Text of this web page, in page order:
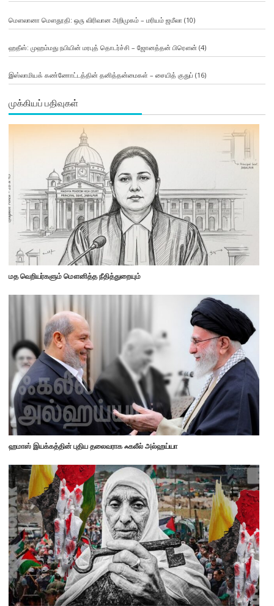
மௌலானா மௌதூதி: ஒரு விரிவான அறிமுகம் – மரியம் ஜமீலா (10)
ஹதீஸ்: முஹம்மது நபியின் மரபுத் தொடர்ச்சி – ஜோனத்தன் பிரௌன் (4)
இஸ்லாமியக் கண்ணோட்டத்தின் தனித்தன்மைகள் – சையித் குதுப் (16)
முக்கியப் பதிவுகள்
மத வெறியர்களும் மௌனித்த நீதித்துறையும்
ஹமாஸ் இயக்கத்தின் புதிய தலைவராக ஃகலீல் அல்ஹய்யா